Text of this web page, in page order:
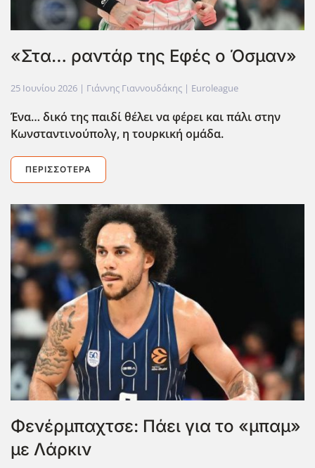
«Στα… ραντάρ της Εφές ο Όσμαν»
25 Ιουνίου 2026 | Γιάννης Γιαννουδάκης | Euroleague
Ένα… δικό της παιδί θέλει να φέρει και πάλι στην
Κωνσταντινούπολγ, η τουρκική ομάδα.
ΠΕΡΙΣΣΌΤΕΡΑ
Φενέρμπαχτσε: Πάει για το «μπαμ»
με Λάρκιν